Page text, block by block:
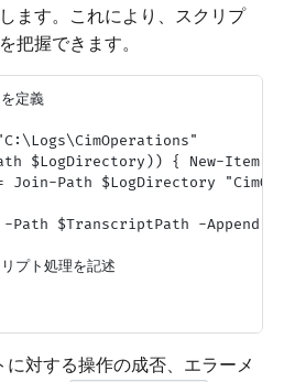
ます。これにより、スクリプ
把握できます。
定義
$LogDirectory)) { New-Item
Path $LogDirectory
$TranscriptPath -Append -
プト処理を記述
に対する操作の成否、エラーメ